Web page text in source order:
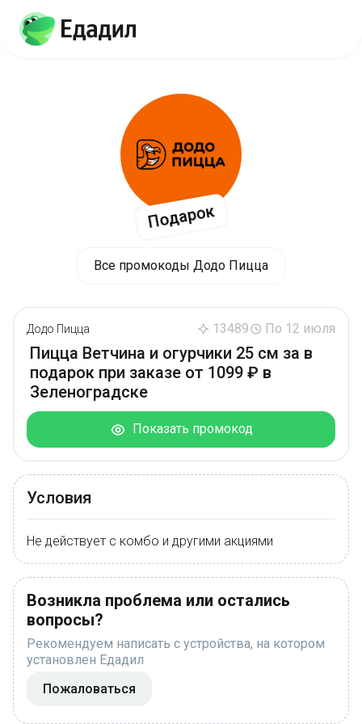
Подарок
Все промокоды Додо Пицца
Додо Пицца 13489 По 12 июля
Пицца Ветчина и огурчики 25 см за в
подарок при заказе от 1099 ₽ в
Зеленоградске
Показать промокод
Условия
Не действует с комбо и другими акциями
Возникла проблема или остались
вопросы?
Рекомендуем написать с устройства, на котором
установлен Едадил
Пожаловаться